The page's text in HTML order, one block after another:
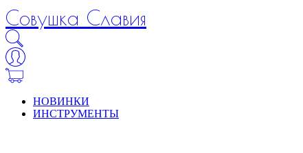
Совушка Славия
НОВИНКИ
ИНСТРУМЕНТЫ